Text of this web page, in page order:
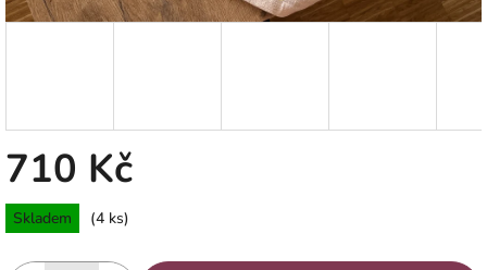
710 Kč
Měrná
cena:
Skladem (4 ks)